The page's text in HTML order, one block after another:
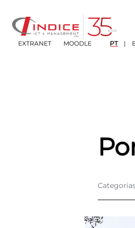
EXTRANET MOODLE PT |